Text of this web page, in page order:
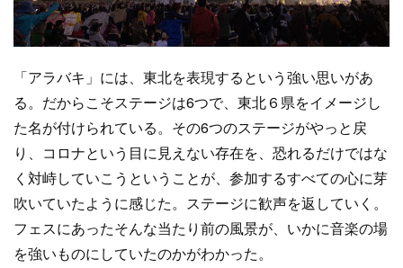
「アラバキ」には、東北を表現するという強い思いがあ
る。だからこそステージは6つで、東北６県をイメージし
た名が付けられている。その6つのステージがやっと戻
り、コロナという目に見えない存在を、恐れるだけではな
く対峙していこうということが、参加するすべての心に芽
吹いていたように感じた。ステージに歓声を返していく。
フェスにあったそんな当たり前の風景が、いかに音楽の場
を強いものにしていたのかがわかった。